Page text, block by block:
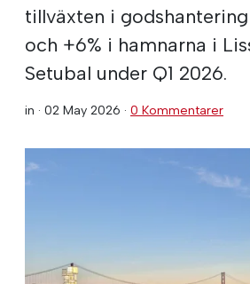
tillväxten i godshantering
och +6% i hamnarna i
Setubal under Q1 2026.
in · 02 May 2026 · 0 Kommentarer